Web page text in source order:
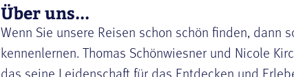
Über uns...
Wenn Sie unsere Reisen schon schön finden, dann
kennenlernen. Thomas Schönwiesner und Nicole
das seine Leidenschaft für das Entdecken und